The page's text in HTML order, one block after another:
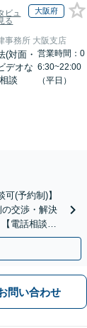
ビュ
る
大阪府
事務所 大阪支店
(対面・
デオな
談
営業時間：0
6:30~22:00
（平日）
(予約制)】
交渉・解決
電話相談で
問い合わせ